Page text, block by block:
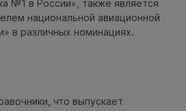
№1 в России», также является
национальной авиационной
в различных номинациях.
что выпускает